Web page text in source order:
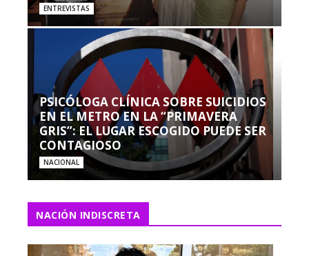
ENTREVISTAS
PSICÓLOGA CLÍNICA SOBRE SUICIDIOS
EN EL METRO EN LA “PRIMAVERA
GRIS”: EL LUGAR ESCOGIDO PUEDE SER
CONTAGIOSO
NACIONAL
NACIÓN INDISCRETA